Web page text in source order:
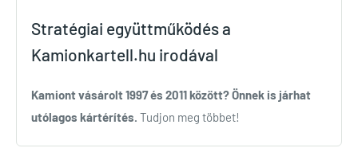
Stratégiai együttműködés a
Kamionkartell.hu irodával
Kamiont vásárolt 1997 és 2011 között?Önnek is járhat
utólagos kártérítés. Tudjon meg többet!